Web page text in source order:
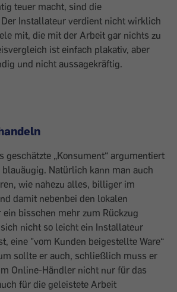
teuer macht, sind die
Der Installateur verdient nicht wirklich
mit, die mit der Arbeit gar nichts zu
ist einfach plakativ, aber
und nicht aussagekräftig.
geschätzte „Konsument“ argumentiert
Natürlich kann man auch
wie nahezu alles, billiger im
damit nebenbei den lokalen
ein bisschen mehr zum Rückzug
nicht so leicht ein Installateur
eine "vom Kunden beigestellte Ware“
sollte er auch, schließlich muss er
Online-Händler nicht nur für das
für die geleistete Arbeit